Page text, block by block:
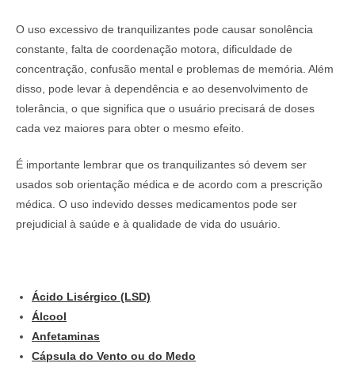
O uso excessivo de tranquilizantes pode causar sonolência
constante, falta de coordenação motora, dificuldade de
concentração, confusão mental e problemas de memória. Além
disso, pode levar à dependência e ao desenvolvimento de
tolerância, o que significa que o usuário precisará de doses
cada vez maiores para obter o mesmo efeito.
É importante lembrar que os tranquilizantes só devem ser
usados sob orientação médica e de acordo com a prescrição
médica. O uso indevido desses medicamentos pode ser
prejudicial à saúde e à qualidade de vida do usuário.
Ácido Lisérgico (LSD)
Álcool
Anfetaminas
Cápsula do Vento ou do Medo